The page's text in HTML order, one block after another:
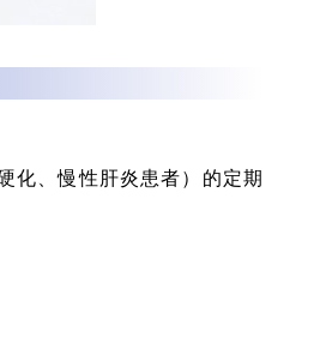
化、慢性肝炎患者）的定期